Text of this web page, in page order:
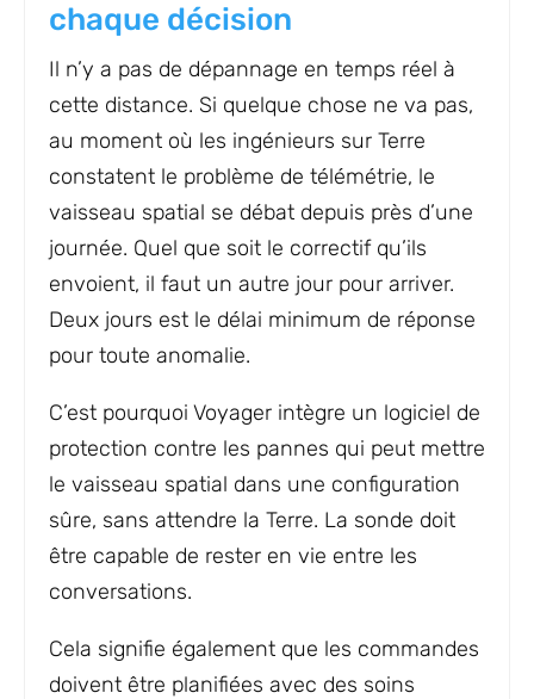
chaque décision
Il n’y a pas de dépannage en temps réel à
cette distance. Si quelque chose ne va pas,
au moment où les ingénieurs sur Terre
constatent le problème de télémétrie, le
vaisseau spatial se débat depuis près d’une
journée. Quel que soit le correctif qu’ils
envoient, il faut un autre jour pour arriver.
Deux jours est le délai minimum de réponse
pour toute anomalie.
C’est pourquoi Voyager intègre un logiciel de
protection contre les pannes qui peut mettre
le vaisseau spatial dans une configuration
sûre, sans attendre la Terre. La sonde doit
être capable de rester en vie entre les
conversations.
Cela signifie également que les commandes
doivent être planifiées avec des soins